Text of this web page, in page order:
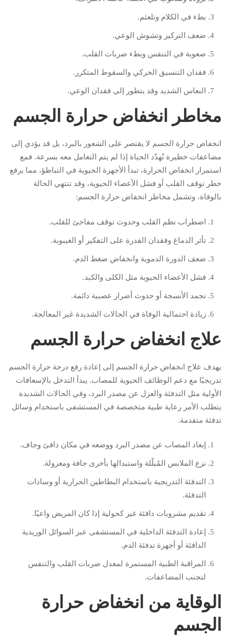
بطء في الكلام وتلعثم.
ضعف التركيز وتشوش الوعي.
صعوبة في التنفس وبطء ضربات القلب.
فقدان التنسيق الحركي والسقوط المتكرر.
النعاس الشديد وقد يتطور إلى فقدان الوعي.
مخاطر انخفاض حرارة الجسم
انخفاض حرارة الجسم لا يقتصر على الشعور بالبرد، بل قد يؤدي إلى
مضاعفات خطيرة تُهدّد الحياة إذا لم يتم التعامل معه بسرعة. فمع
استمرار انخفاض الحرارة، تبدأ الأجهزة الحيوية في التباطؤ، مما يرفع
خطر توقف القلب أو فشل الأعضاء الحيوية، وقد تنتهي الحالة
بالوفاة، وتشمل مخاطر انخفاض حرارة الجسم:
اضطراب نظم القلب وحدوث توقف مفاجئ للقلب.
تأثر الدماغ وفقدان القدرة على التفكير أو الغيبوبة.
ضعف الدورة الدموية وانخفاض ضغط الدم.
فشل الأعضاء الحيوية مثل الكلى والكبد.
تجمد الأنسجة أو حدوث أضرار عصبية دائمة.
زيادة احتمالية الوفاة في الحالات الشديدة غير المعالجة.
علاج انخفاض حرارة الجسم
يهدف علاج انخفاض حرارة الجسم إلى إعادة رفع درجة حرارة الجسم
تدريجيًا مع دعم الوظائف الحيوية للمصاب. يبدأ التدخل بالإسعافات
الأولية مثل التدفئة والعزل عن مصدر البرد، وفي الحالات الشديدة
يتطلب الأمر رعاية طبية متخصصة في المستشفى باستخدام وسائل
تدفئة متقدمة.
إبعاد المصاب عن مصدر البرد ووضعه في مكان دافئ وجاف.
نزع الملابس المُبلّلة واستبدالها بأخرى جافة ومعزولة.
التدفئة التدريجية باستخدام البطاطين الحرارية أو وسادات
التدفئة.
تقديم مشروبات دافئة غير كحولية إذا كان المريض واعيًا.
إعادة التدفئة الداخلية في المستشفى عبر السوائل الوريدية
الدافئة أو أجهزة تدفئة الدم.
المراقبة الطبية المستمرة لمعدل ضربات القلب والتنفس
لتجنب المضاعفات.
الوقاية من انخفاض حرارة
الجسم